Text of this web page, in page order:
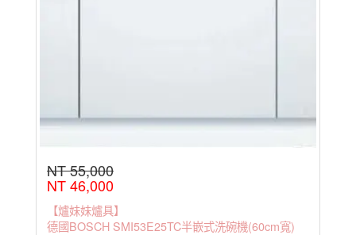
NT 55,000
NT 46,000
【爐妹妹爐具】
德國BOSCH SMI53E25TC半嵌式洗碗機(60cm寬)